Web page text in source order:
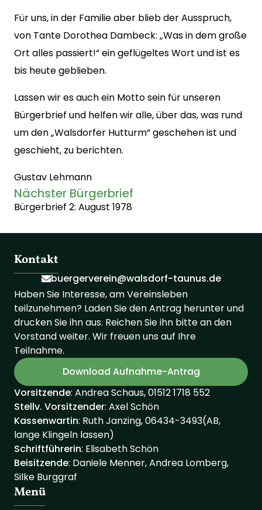
Für uns, in der Familie aber blieb der Ausspruch,
von Tante Dorothea Dambeck: „Was in dem große
Ort alles passiert!“ ein geflügeltes Wort und ist es
bis heute geblieben.
Lassen wir es auch ein Motto sein für unseren
Bürgerbrief und helfen wir alle, über das, was rund
um den „Walsdorfer Hutturm“ geschehen ist und
geschieht, zu berichten.
Gustav Lehmann
Nächster Bürgerbrief
Bürgerbrief 2: August 1978
Kontakt
buergerverein@walsdorf-taunus.de
Haben Sie Interesse, am Vereinsleben
teilzunehmen? Laden Sie den Antrag herunter und
drucken Sie ihn aus. Reichen Sie ihn bitte an den
Vorstand weiter. Wir freuen uns auf Ihre
Teilnahme.
Download Aufnahme-Antrag
Vorsitzende: Andrea Schaus, 01512 1718 552
Stellv. Vorsitzender: Axel Schön
Kassenwartin: Ruth Janzing, 06434-3493(AB,
lange Klingeln lassen)
Schriftführerin: Elisabeth Schön
Beisitzende: Daniele Menner, Andrea Lomberg,
Silke Burggraf
Menü